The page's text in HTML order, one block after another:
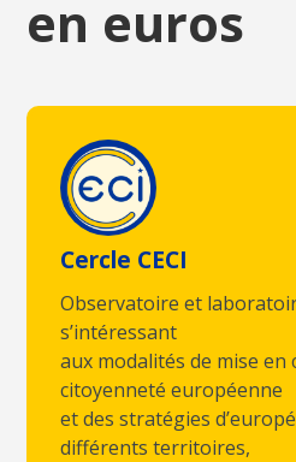
en euros
Cercle CECI
Observatoire et
s’intéressant
aux modalités de mise
citoyenneté européenne
et des stratégies
différents territoires,